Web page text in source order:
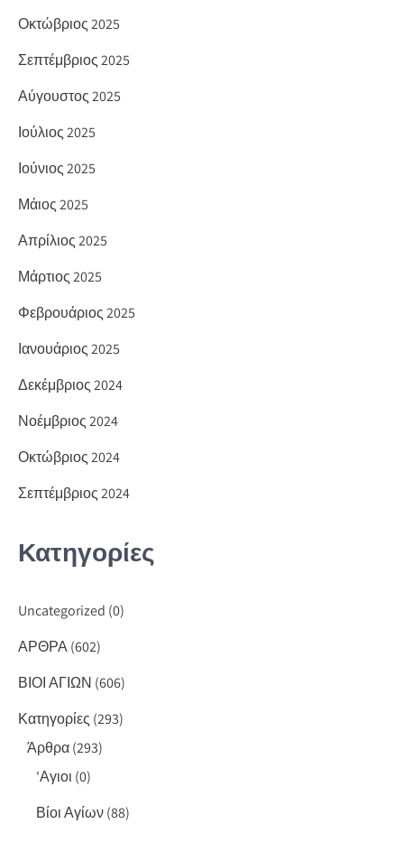
Οκτώβριος 2025
Σεπτέμβριος 2025
Αύγουστος 2025
Ιούλιος 2025
Ιούνιος 2025
Μάιος 2025
Απρίλιος 2025
Μάρτιος 2025
Φεβρουάριος 2025
Ιανουάριος 2025
Δεκέμβριος 2024
Νοέμβριος 2024
Οκτώβριος 2024
Σεπτέμβριος 2024
Κατηγορίες
Uncategorized (0)
ΑΡΘΡΑ(602)
ΒΙΟΙ ΑΓΙΩΝ (606)
Κατηγορίες (293)
Άρθρα(293)
'Αγιοι (0)
Βίοι Αγίων(88)